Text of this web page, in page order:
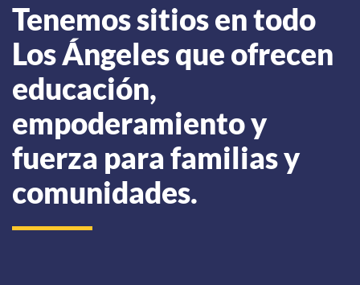
Tenemos sitios en todo
Los Ángeles que ofrecen
educación,
empoderamiento y
fuerza para familias y
comunidades.